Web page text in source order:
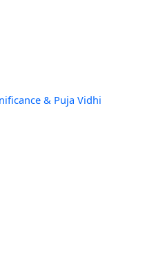
& Puja Vidhi